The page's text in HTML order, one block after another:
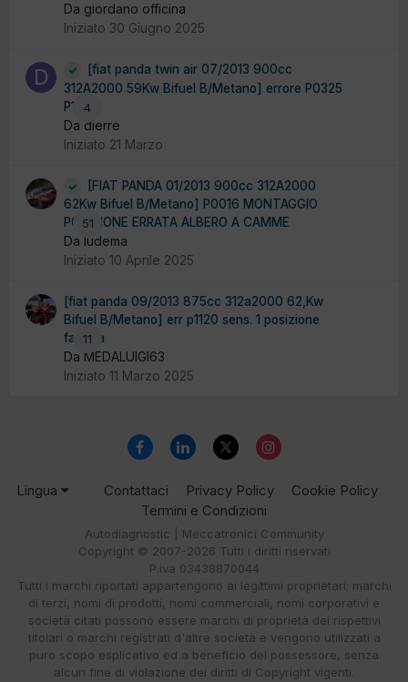
Da giordano officina
Iniziato 30 Giugno 2025
4
[fiat panda twin air 07/2013 900cc
312A2000 59Kw Bifuel B/Metano] errore P0325
P1325
Da dierre
Iniziato 21 Marzo
51
[FIAT PANDA 01/2013 900cc 312A2000
62Kw Bifuel B/Metano] P0016 MONTAGGIO
POSIZIONE ERRATA ALBERO A CAMME
Da ludema
Iniziato 10 Aprile 2025
11
[fiat panda 09/2013 875cc 312a2000 62,Kw
Bifuel B/Metano] err p1120 sens. 1 posizione
farfalla
Da MEDALUIGI63
Iniziato 11 Marzo 2025
Lingua Contattaci Privacy Policy
Cookie Policy
Termini e Condizioni
Autodiagnostic | Meccatronici Community
Copyright © 2007-2026 Tutti i diritti riservati
P.iva 03438870044
Tutti i marchi riportati appartengono ai legittimi proprietari; marchi
di terzi, nomi di prodotti, nomi commerciali, nomi corporativi e
società citati possono essere marchi di proprietà dei rispettivi
titolari o marchi registrati d'altre società e vengono utilizzati a
puro scopo esplicativo ed a beneficio del possessore, senza
alcun fine di violazione dei diritti di Copyright vigenti.